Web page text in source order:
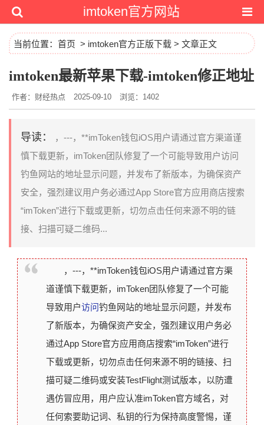
imtoken官方网站
当前位置： 首页 > imtoken官方正版下载 > 文章正文
imtoken最新苹果下载-imtoken修正地址
作者：财经热点 2025-09-10 浏览：1402
导读：
，---，**imToken钱包iOS用户请通过官方渠道谨
慎下载更新，imToken团队修复了一个可能导致用户访问
钓鱼网站的地址显示问题，并发布了新版本，为确保资产
安全，强烈建议用户务必通过App Store官方应用商店搜索
“imToken”进行下载或更新，切勿点击任何来源不明的链
接、扫描可疑二维码...
，---，**imToken钱包iOS用户请通过官方渠
道谨慎下载更新，imToken团队修复了一个可能
导致用户访问钓鱼网站的地址显示问题，并发布
了新版本，为确保资产安全，强烈建议用户务必
通过App Store官方应用商店搜索“imToken”进行
下载或更新，切勿点击任何来源不明的链接、扫
描可疑二维码或安装TestFlight测试版本，以防遭
遇仿冒应用，用户应认准imToken官方域名，对
任何索要助记词、私钥的行为保持高度警惕，谨